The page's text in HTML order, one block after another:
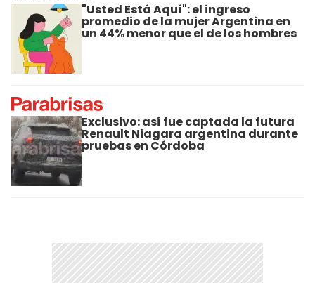
"Usted Está Aquí": el ingreso
promedio de la mujer Argentina en
un 44% menor que el de los hombres
Exclusivo: así fue captada la futura
Renault Niagara argentina durante
pruebas en Córdoba